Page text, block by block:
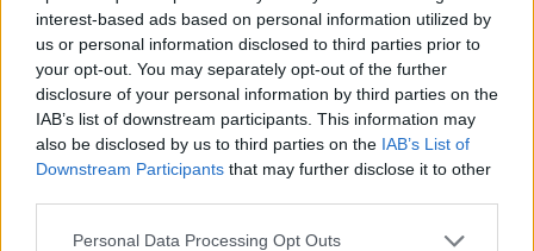
interest-based ads based on personal information utilized by
us or personal information disclosed to third parties prior to
your opt-out. You may separately opt-out of the further
disclosure of your personal information by third parties on the
IAB’s list of downstream participants. This information may
also be disclosed by us to third parties on the IAB’s List of
Downstream Participants that may further disclose it to other
Please note that this website/app uses one or more Google
Personal Data Processing Opt Outs
Το μπόνους περιεχόμενο, το οποίο περιλαμβάνει
παρασκήνια από τη δημιουργία του τίτλου και
συνεντεύξεις των voice actors, αποτελεί μια
σημαντική προσθήκη για τους συλλέκτες και τους
φανατικούς της ιστορίας του στούντιο.
Σε ό,τι αφορά το The Wolf Among Us 2